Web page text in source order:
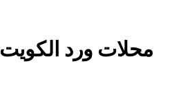
محلات ورد الكويت